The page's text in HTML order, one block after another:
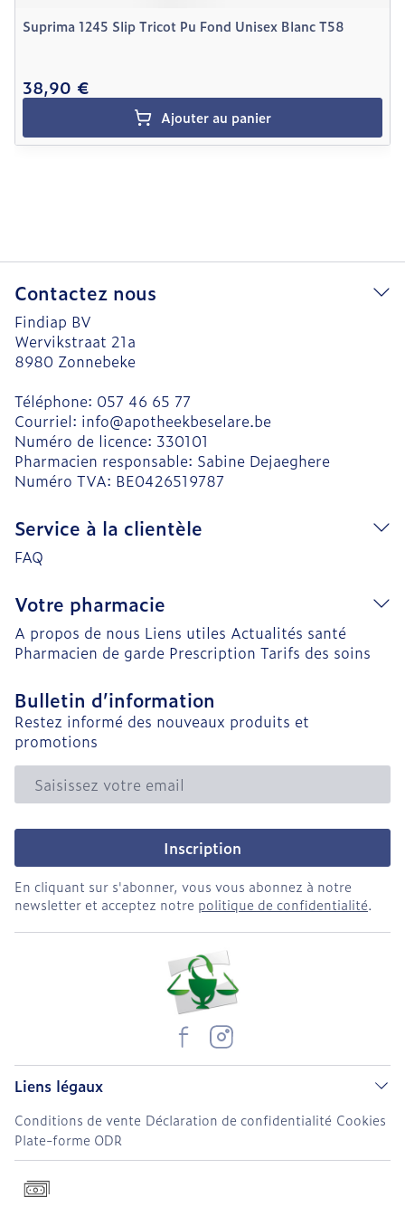
Suprima 1245 Slip Tricot Pu Fond Unisex Blanc T58
38,90 €
Ajouter au panier
Contactez nous
Findiap BV
Wervikstraat 21a
8980 Zonnebeke
Téléphone: 057 46 65 77
Courriel: info@apotheekbeselare.be
Numéro de licence: 330101
Pharmacien responsable: Sabine Dejaeghere
Numéro TVA: BE0426519787
Service à la clientèle
FAQ
Votre pharmacie
A propos de nous Liens utiles Actualités santé
Pharmacien de garde Prescription Tarifs des soins
Bulletin d’information
Restez informé des nouveaux produits et
promotions
Adresse mail
Inscription
En cliquant sur s'abonner, vous vous abonnez à notre
newsletter et acceptez notre politique de confidentialité.
Liens légaux
Conditions de vente Déclaration de confidentialité Cookies
Plate-forme ODR